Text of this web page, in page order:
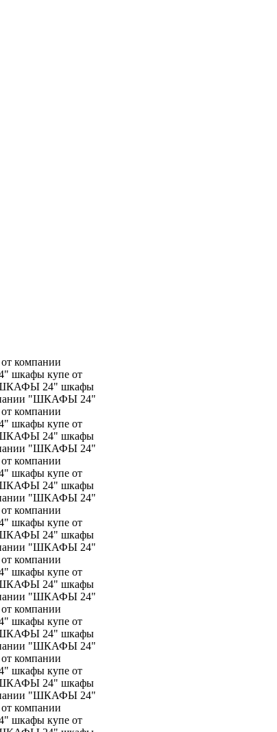
компании
шкафы купе от
24" шкафы
"ШКАФЫ 24"
компании
шкафы купе от
24" шкафы
"ШКАФЫ 24"
компании
шкафы купе от
24" шкафы
"ШКАФЫ 24"
компании
шкафы купе от
24" шкафы
"ШКАФЫ 24"
компании
шкафы купе от
24" шкафы
"ШКАФЫ 24"
компании
шкафы купе от
24" шкафы
"ШКАФЫ 24"
компании
шкафы купе от
24" шкафы
"ШКАФЫ 24"
компании
шкафы купе от